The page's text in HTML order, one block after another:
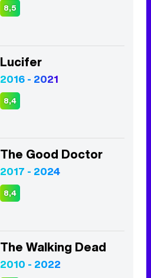
8,5
Lucifer
2016 - 2021
8,4
The Good Doctor
2017 - 2024
8,4
The Walking Dead
2010 - 2022